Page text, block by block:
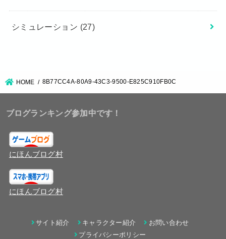
シミュレーション (27)
HOME 8B77CC4A-80A9-43C3-9500-E825C910FB0C
ブログランキング参加中です！
にほんブログ村
にほんブログ村
サイト紹介 キャラクター紹介
お問い合わせ
プライバシーポリシー